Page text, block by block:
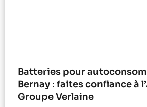
Batteries pour
Bernay : faites confiance à
Groupe Verlaine